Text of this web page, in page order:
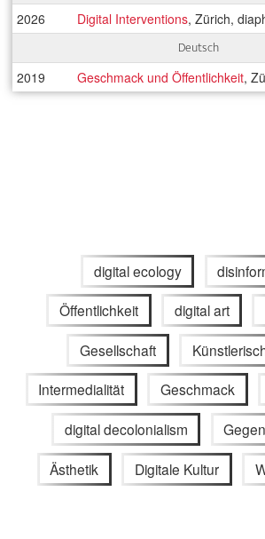
2026 Digital Interventions, Zürich,
Deutsch
2019 Geschmack und Öffentlichkeit,
digital ecology
Öffentlichkeit digital art
Gesellschaft
Intermedialität Geschmack
digital decolonialism
Ästhetik Digitale Kultur